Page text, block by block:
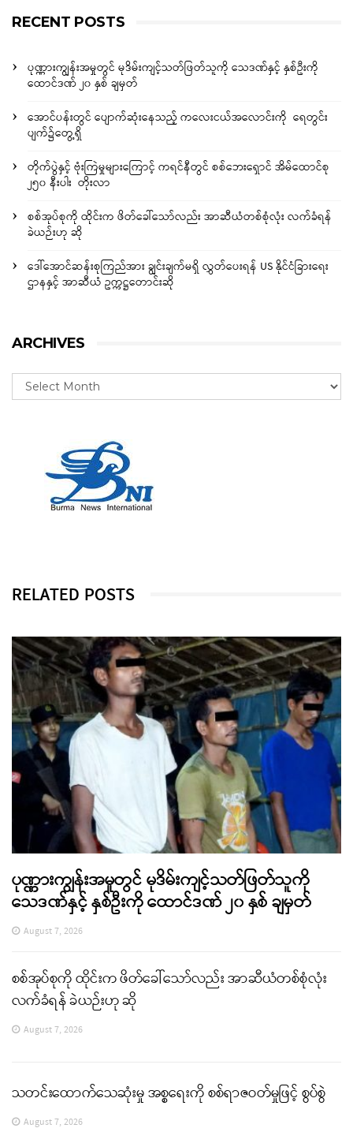
RECENT POSTS
ပုဏ္ဏားကျွန်းအမှုတွင် မုဒိမ်းကျင့်သတ်ဖြတ်သူကို သေဒဏ်နှင့် နှစ်ဦးကို
ထောင်ဒဏ် ၂၀ နှစ် ချမှတ်
အောင်ပန်းတွင် ပျောက်ဆုံးနေသည့် ကလေးငယ်အလောင်းကို ရေတွင်း
ပျက်၌တွေ့ရှိ
တိုက်ပွဲနှင့် ဗုံးကြဲမှုများကြောင့် ကရင်နီတွင် စစ်ဘေးရှောင် အိမ်ထောင်စု
၂၅၀ နီးပါး တိုးလာ
စစ်အုပ်စုကို ထိုင်းက ဖိတ်ခေါ်သော်လည်း အာဆီယံတစ်စုံလုံး လက်ခံရန်
ခဲယဉ်းဟု ဆို
ဒေါ်အောင်ဆန်းစုကြည်အား ချွင်းချက်မရှိ လွှတ်ပေးရန် US နိုင်ငံခြားရေး
ဌာနနှင့် အာဆီယံ ဥက္ကဋ္ဌတောင်းဆို
ARCHIVES
RELATED POSTS
ပုဏ္ဏားကျွန်းအမှုတွင် မုဒိမ်းကျင့်သတ်ဖြတ်သူကို
သေဒဏ်နှင့် နှစ်ဦးကို ထောင်ဒဏ် ၂၀ နှစ် ချမှတ်
August 7, 2026
စစ်အုပ်စုကို ထိုင်းက ဖိတ်ခေါ်သော်လည်း အာဆီယံတစ်စုံလုံး
လက်ခံရန် ခဲယဉ်းဟု ဆို
August 7, 2026
သတင်းထောက်သေဆုံးမှု အစ္စရေးကို စစ်ရာဇဝတ်မှုဖြင့် စွပ်စွဲ
August 7, 2026